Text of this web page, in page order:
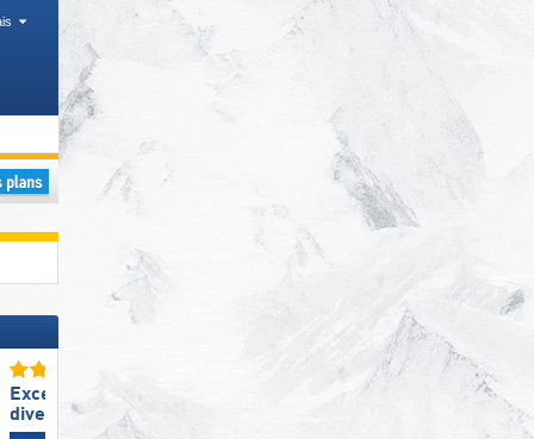
Excellente
diversité des pistes
Excellente